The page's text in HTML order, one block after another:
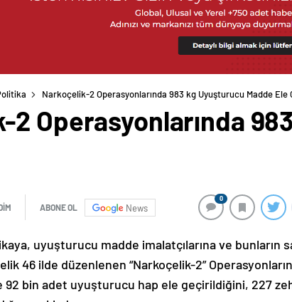
Narkoçelik-2 Operasyonlarında 983 kg Uyuşturucu Madde Ele
2 Operasyonlarında
ABONE OL News
0
uyuşturucu madde imalatçılarına ve bunların
46 ilde düzenlenen “Narkoçelik-2”
bin adet uyuşturucu hap ele geçirildiğini, 227